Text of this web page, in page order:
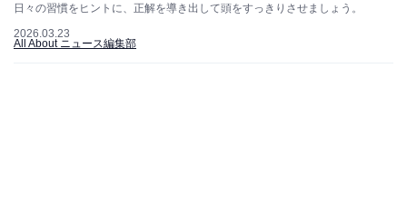
日々の習慣をヒントに、正解を導き出して頭をすっきりさせましょう。
2026.03.23
All About ニュース編集部